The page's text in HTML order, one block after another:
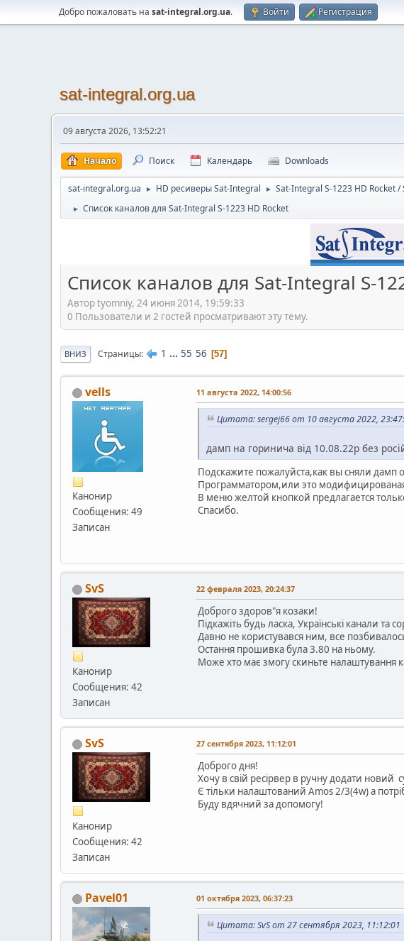
Добро пожаловать на sat-integral.org.ua. Войти Регистрация
sat-integral.org.ua
09 августа 2026, 13:52:21
Начало Поиск Календарь Downloads
sat-integral.org.ua ► HD ресиверы Sat-Integral ► Sat-Integral S-1223 HD Rocket
► Список каналов для Sat-Integral S-1223 HD Rocket
Список каналов для Sat-Integral S-
Автор tyomniy, 24 июня 2014, 19:59:33
0 Пользователи и 2 гостей просматривают эту тему.
ВНИЗ Страницы 1 ... 55 56 57
vells
Канонир
Сообщения: 49
Записан
11 августа 2022, 14:00:56
Цитата: sergej66 от 10 августа 2022,
дамп на горинича від 10.08.22р без
Подскажите пожалуйста,как вы сняли
Программатором,или это
В меню желтой кнопкой предлагается
Спасибо.
SvS
Канонир
Сообщения: 42
Записан
22 февраля 2023, 20:24:37
Доброго здоров"я козаки!
Підкажіть будь ласка, Українські канали
Давно не користувався ним, все
Остання прошивка була 3.80 на ньому.
Може хто має змогу скиньте налаштування
SvS
Канонир
Сообщения: 42
Записан
27 сентября 2023, 11:12:01
Доброго дня!
Хочу в свій ресірвер в ручну додати новий
Є тільки налаштований Amos 2/3(4w) а
Буду вдячний за допомогу!
Pavel01 01 октября 2023, 06:37:23
Цитата: SvS от 27 сентября 2023, 11:12:01